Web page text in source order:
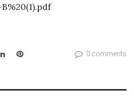
LinkedInPinterest 0 comments